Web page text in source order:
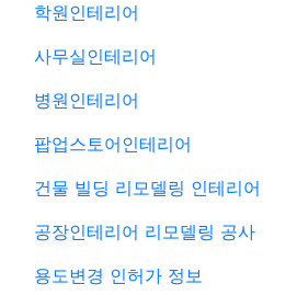
학원인테리어
사무실인테리어
병원인테리어
팝업스토어인테리어
건물 빌딩 리모델링 인테리어
공장인테리어 리모델링 공사
용도변경 인허가 정보